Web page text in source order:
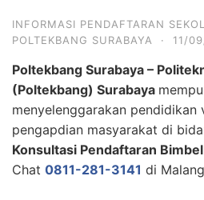
INFORMASI PENDAFTARAN
POLTEKBANG SURABAYA
· 11/
Poltekbang Surabaya –
(Poltekbang) Surabaya
menyelenggarakan pendidikan
pengapdian masyarakat di
Konsultasi Pendaftaran
Chat 0811-281-3141 di